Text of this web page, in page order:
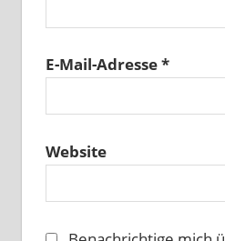
E-Mail-Adresse*
Website